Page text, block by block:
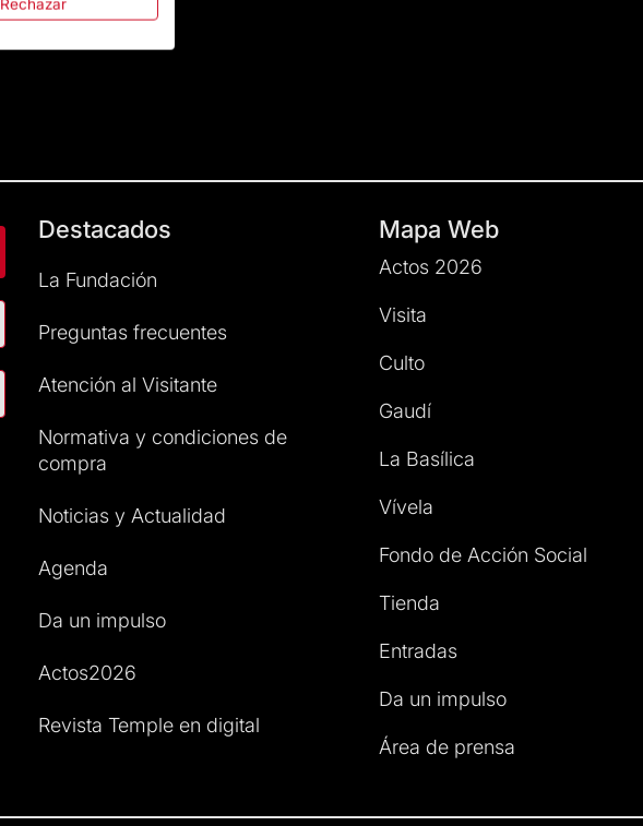
Destacados
La Fundación
Preguntas frecuentes
Atención al Visitante
Normativa y condiciones de
compra
Noticias y Actualidad
Agenda
Da un impulso
Actos2026
Revista Temple en digital
Mapa Web
Actos 2026
Visita
Culto
Gaudí
La Basílica
Vívela
Fondo de Acción Social
Tienda
Entradas
Da un impulso
Área de prensa
Rechazar